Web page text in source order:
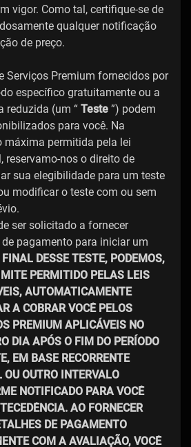
vigor. Como tal, certifique-se de
qualquer notificação
de preço.
Serviços Premium fornecidos por
específico gratuitamente ou a
reduzida (um “ Teste ”) podem
para você. Na
máxima permitida pela lei
reservamo-nos o direito de
sua elegibilidade para um teste
modificar o teste com ou sem
ser solicitado a fornecer
pagamento para iniciar um
DESSE TESTE, PODEMOS,
PERMITIDO PELAS LEIS
AUTOMATICAMENTE
A COBRAR VOCÊ PELOS
PREMIUM APLICÁVEIS NO
DIA APÓS O FIM DO PERÍODO
EM BASE RECORRENTE
OU OUTRO INTERVALO
NOTIFICADO PARA VOCÊ
AO FORNECER
DE PAGAMENTO
COM A AVALIAÇÃO, VOCÊ